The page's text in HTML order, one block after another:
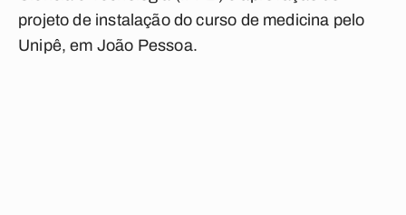
projeto de instalação do curso de medicina pelo
Unipê, em João Pessoa.